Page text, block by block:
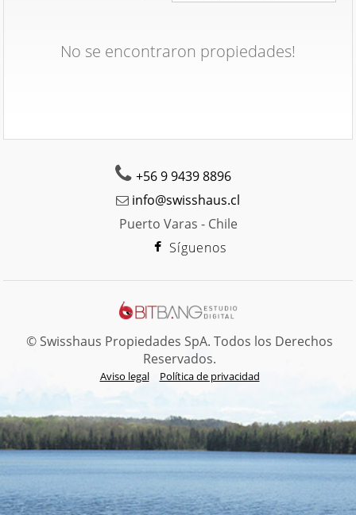
No se encontraron propiedades!
info@swisshaus.cl
+56 9 9439 8896
Puerto Varas - Chile
Síguenos
© Swisshaus Propiedades SpA. Todos los Derechos
Reservados.
Aviso legal Política de privacidad